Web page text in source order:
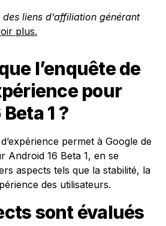
liens d’affiliation générant
plus.
l’enquête de
pour
1 ?
permet à Google de
Android 16 Beta 1, en se
aspects tels que la stabilité, la
des utilisateurs.
sont évalués